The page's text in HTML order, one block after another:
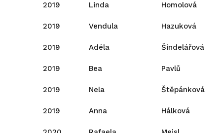
2019 Linda Homolová
2019 Vendula Hazuková
2019 Adéla Šindelářová
2019 Bea Pavlů
2019 Nela Štěpánková
2019 Anna Hálková